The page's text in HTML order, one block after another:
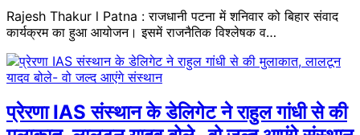
Rajesh Thakur l Patna : राजधानी पटना में शनिवार को बिहार संवाद
कार्यक्रम का हुआ आयोजन। इसमें राजनैतिक विश्लेषक व…
प्रेरणा IAS संस्थान के डेलिगेट ने राहुल गांधी से की